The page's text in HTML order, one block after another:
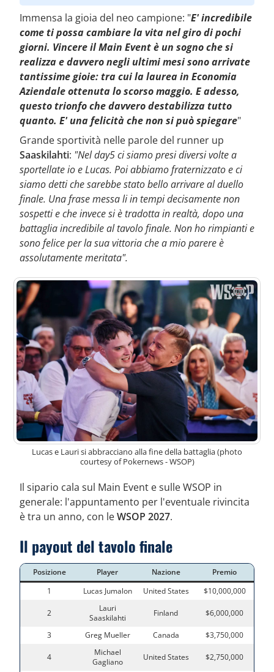
Immensa la gioia del neo campione: "E' incredibile
come ti possa cambiare la vita nel giro di pochi
giorni. Vincere il Main Event è un sogno che si
realizza e davvero negli ultimi mesi sono arrivate
tantissime gioie: tra cui la laurea in Economia
Aziendale ottenuta lo scorso maggio. E adesso,
questo trionfo che davvero destabilizza tutto
quanto. E' una felicità che non si può spiegare"
Grande sportività nelle parole del runner up
Saaskilahti: "Nel day5 ci siamo presi diversi volte a
sportellate io e Lucas. Poi abbiamo fraternizzato e ci
siamo detti che sarebbe stato bello arrivare al duello
finale. Una frase messa li in tempi decisamente non
sospetti e che invece si è tradotta in realtà, dopo una
battaglia incredibile al tavolo finale. Non ho rimpianti e
sono felice per la sua vittoria che a mio parere è
assolutamente meritata".
Lucas e Lauri si abbracciano alla fine della battaglia (photo
courtesy of Pokernews - WSOP)
Il sipario cala sul Main Event e sulle WSOP in
generale: l'appuntamento per l'eventuale rivincita
è tra un anno, con leWSOP 2027.
Il payout del tavolo finale
Posizione Player Nazione
Premio
1
Lucas Jumalon United States $10,000,000
2
Lauri
Saaskilahti
Finland $6,000,000
3 Greg Mueller Canada $3,750,000
4
Michael
Gagliano
United States $2,750,000